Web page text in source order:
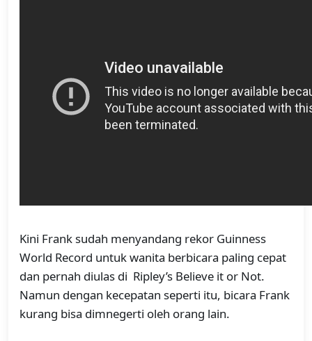
Kini Frank sudah menyandang rekor Guinness
World Record untuk wanita berbicara paling cepat
dan pernah diulas di Ripley’s Believe it or Not.
Namun dengan kecepatan seperti itu, bicara Frank
kurang bisa dimnegerti oleh orang lain.